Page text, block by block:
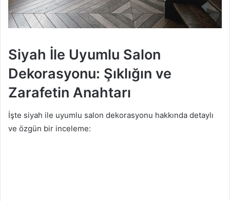
Siyah İle Uyumlu Salon
Dekorasyonu: Şıklığın ve
Zarafetin Anahtarı
İşte siyah ile uyumlu salon dekorasyonu hakkında detaylı
ve özgün bir inceleme: